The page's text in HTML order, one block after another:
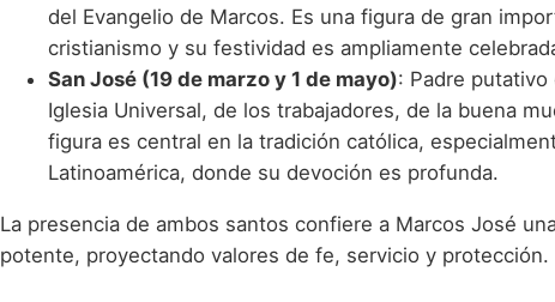
del Evangelio de Marcos. Es una figura de gran
cristianismo y su festividad es ampliamente
San José (19 de marzo y 1 de mayo): Padre
Iglesia Universal, de los trabajadores, de la buena
figura es central en la tradición católica,
Latinoamérica, donde su devoción es profunda.
La presencia de ambos santos confiere a Marcos José
potente, proyectando valores de fe, servicio y protección.